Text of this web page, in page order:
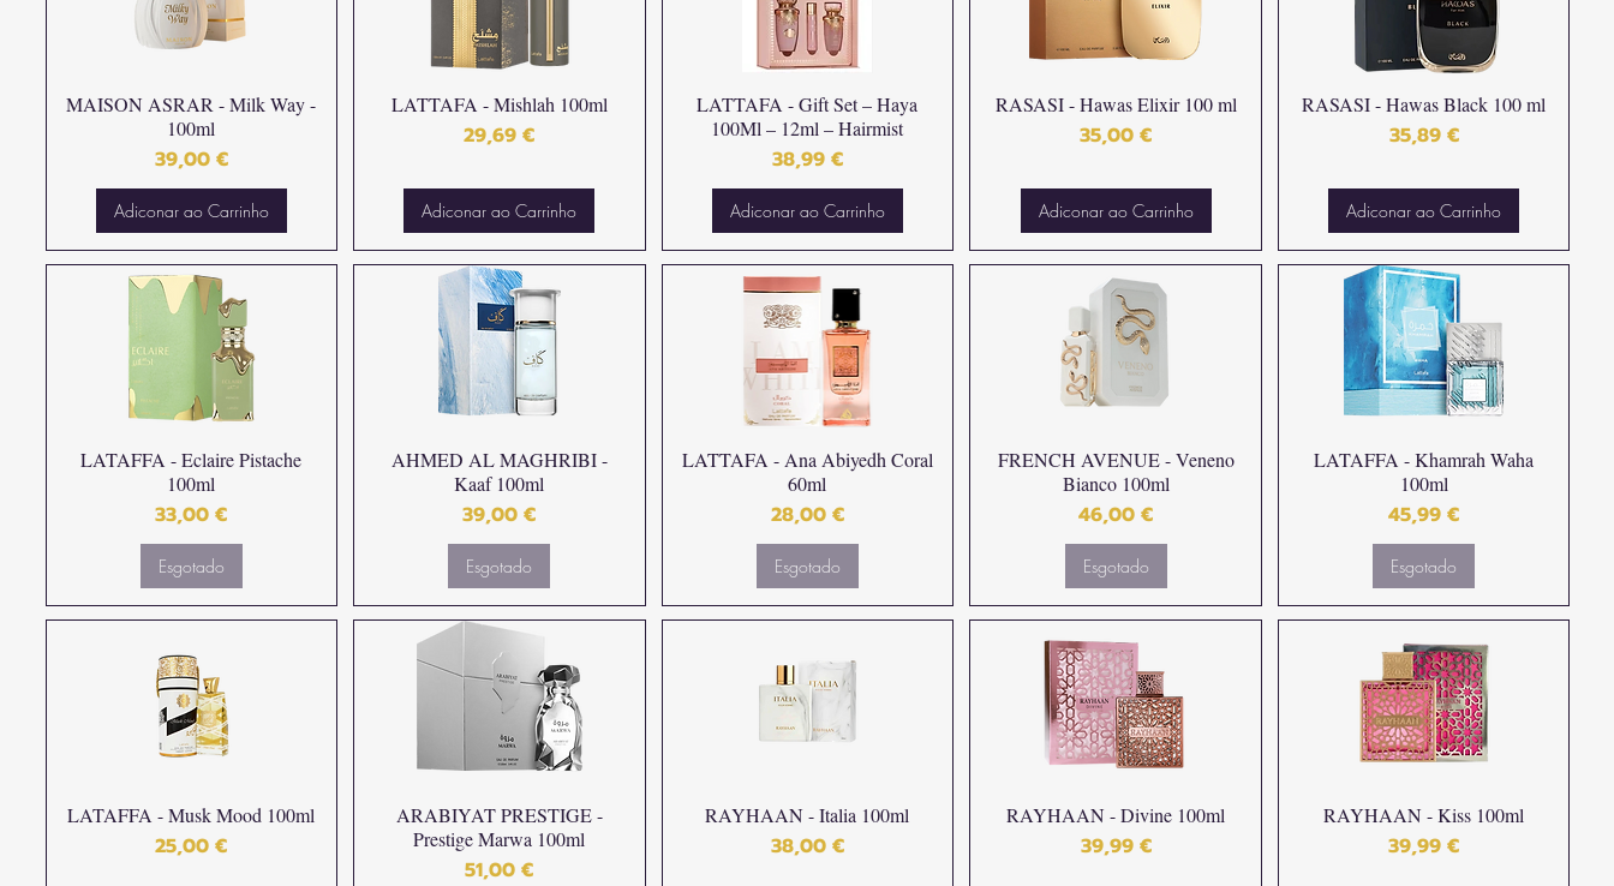
MAISON ASRAR - Milk Way -
100ml
Preço
39,00 €
Adiconar ao Carrinho
LATTAFA - Mishlah 100ml
Preço
29,69 €
Adiconar ao Carrinho
LATTAFA - Gift Set – Haya
100Ml – 12ml – Hairmist
Preço
38,99 €
Adiconar ao Carrinho
RASASI - Hawas Elixir 100 ml
Preço
35,00 €
Adiconar ao Carrinho
RASASI - Hawas Black 100 ml
Preço
35,89 €
Adiconar ao Carrinho
LATAFFA - Eclaire Pistache
100ml
Preço
33,00 €
Esgotado
AHMED AL MAGHRIBI -
Kaaf 100ml
Preço
39,00 €
Esgotado
LATTAFA - Ana Abiyedh Coral
60ml
Preço
28,00 €
Esgotado
FRENCH AVENUE - Veneno
Bianco 100ml
Preço
46,00 €
Esgotado
LATAFFA - Khamrah Waha
100ml
Preço
45,99 €
Esgotado
LATAFFA - Musk Mood 100ml
Preço
25,00 €
ARABIYAT PRESTIGE -
Prestige Marwa 100ml
Preço
51,00 €
RAYHAAN - Italia 100ml
Preço
38,00 €
RAYHAAN - Divine 100ml
Preço
39,99 €
RAYHAAN - Kiss 100ml
Preço
39,99 €